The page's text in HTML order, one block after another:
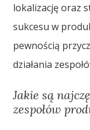
lokalizację oraz
sukcesu w
pewnością
działania
Jakie są
zespołów